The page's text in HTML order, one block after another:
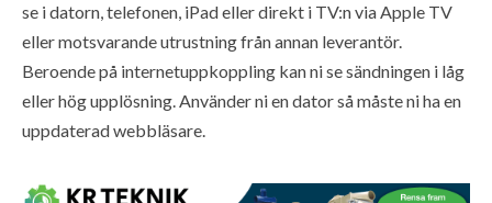
se i datorn, telefonen, iPad eller direkt i TV:n via Apple TV
eller motsvarande utrustning från annan leverantör.
Beroende på internetuppkoppling kan ni se sändningen i låg
eller hög upplösning. Använder ni en dator så måste ni ha en
uppdaterad webbläsare.